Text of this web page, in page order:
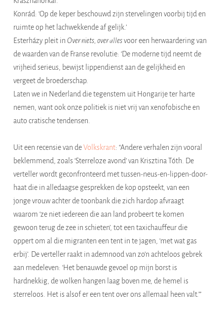
Konrád: ‘Op de keper beschouwd zijn stervelingen voorbij tijd en
ruimte op het lachwekkende af gelijk.’
Esterházy pleit in Over niets, over allesvoor een herwaardering van
de waarden van de Franse revolutie: ‘De moderne tijd neemt de
vrijheid serieus, bewijst lippendienst aan de gelijkheid en
vergeet de broederschap.
Laten we in Nederland die tegenstem uit Hongarije ter harte
nemen, want ook onze politiek is niet vrij van xenofobische en
auto cratische tendensen.
Uit een recensie van deVolkskrant: “Andere verhalen zijn vooral
beklemmend, zoals ‘Sterreloze avond’ van Krisztina Tóth. De
verteller wordt geconfronteerd met tussen-neus-en-lippen-door-
haat die in alledaagse gesprekken de kop opsteekt, van een
jonge vrouw achter de toonbank die zich hardop afvraagt
waarom ‘ze niet iedereen die aan land probeert te komen
gewoon terug de zee in schieten’, tot een taxichauffeur die
oppert om al die migranten een tent in te jagen, ‘met wat gas
erbij’. De verteller raakt in ademnood van zo’n achteloos gebrek
aan medeleven: ‘Het benauwde gevoel op mijn borst is
hardnekkig, de wolken hangen laag boven me, de hemel is
sterreloos. Het is alsof er een tent over ons allemaal heen valt.’”